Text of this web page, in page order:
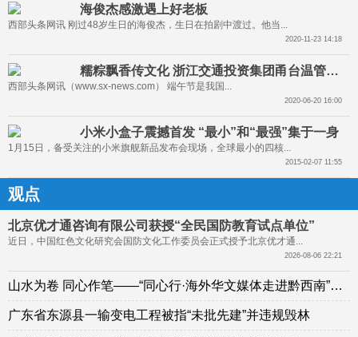
海俊杰感激遇上好老板
西部头条网讯 刚过48岁生日的海俊杰，生日在拍剧中渡过。他当...
2020-11-23 14:18
糯粽飘香传文化 浙江交通投资集团甬台温管理处开展迎端午系列活
西部头条网讯（www.sx-news.com） 端午节是我国...
2020-06-20 16:00
小米小盒子震撼首发 “最小”和“最强”集于一身
1月15日，备受关注的小米旗舰新品发布会现场，全球最小的四核...
2015-02-07 11:55
观点
北京优才通咨询有限公司获授“全民国防教育试点单位”
近日，中国红色文化研究会国防文化工作委员会正式授予北京优才通...
2026-08-06 22:21
山水为卷 同心作笔——“同心行·海外华文媒体走进黔西南”采风活动侧记
广东省东源县一输变电工程被指“未批先建”并违规毁林